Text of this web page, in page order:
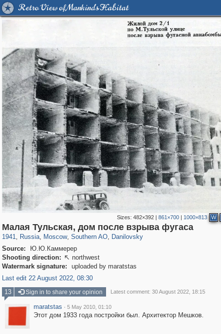
Retro View of Mankind's Habitat
Sizes: 482×392| 861×700| 1000×813 W
Малая Тульская, дом после взрыва фугаса
1941, Russia
1,406,849 29,243
, Moscow
319,861 8,286
, Southern AO
21,648 390
, Danilovsky
5,921 116
Source:
Ю.Ю.Каммерер
Shooting direction:  northwest
Watermark signature:
uploaded by maratstas
Last edit 22 August 2022, 08:30
13
Sign in to share your opinion Latest comment: 30 August 2022, 18:15
maratstas · 5 May 2010, 01:10
Этот дом 1933 года постройки был. Архитектор Мешков.